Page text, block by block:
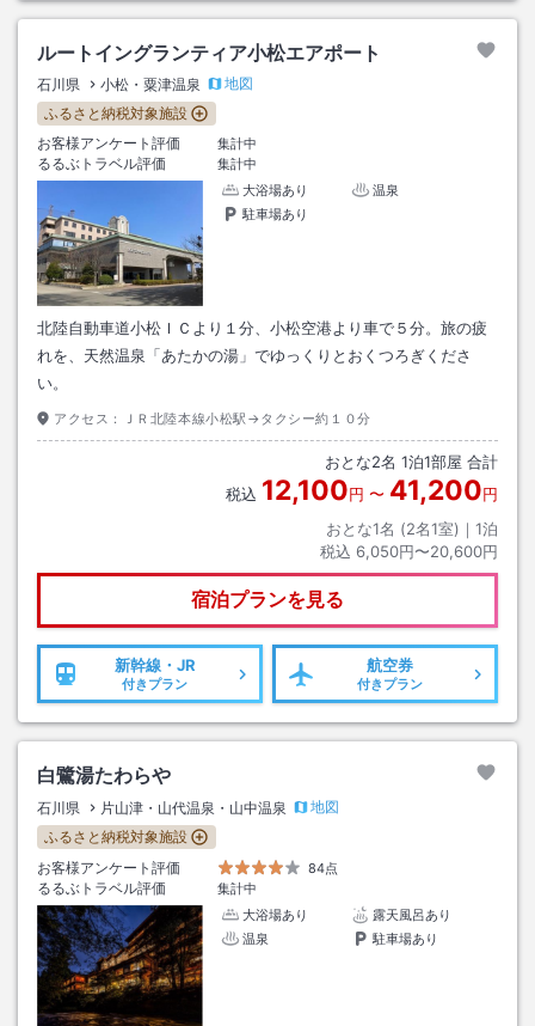
ルートイングランティア小松エアポート
石川県 小松・粟津温泉
地図
ふるさと納税対象施設
お客様アンケート評価
集計中
るるぶトラベル評価
集計中
大浴場あり
温泉
駐車場あり
北陸自動車道小松ＩＣより１分、小松空港より車で５分。旅の疲
れを、天然温泉「あたかの湯」でゆっくりとおくつろぎくださ
い。
アクセス： ＪＲ北陸本線小松駅→タクシー約１０分
おとな2名 1泊1部屋 合計
税込 12,100円 〜 41,200円
おとな1名 (2名1室)｜ 1泊
税込 6,050円〜20,600円
宿泊プランを見る
新幹線・JR
付きプラン
航空券
付きプラン
白鷺湯たわらや
石川県 片山津・山代温泉・山中温泉
地図
ふるさと納税対象施設
お客様アンケート評価
84点
るるぶトラベル評価
集計中
大浴場あり
露天風呂あり
温泉
駐車場あり